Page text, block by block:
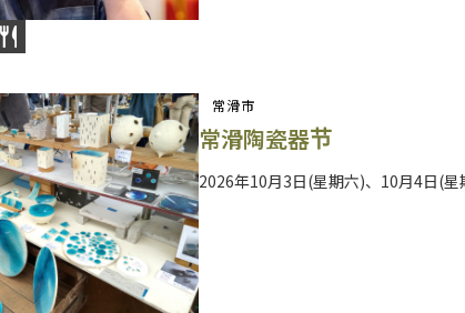
常滑市
常滑陶瓷器节
2026年10月3日(星期六)、10月4日(星